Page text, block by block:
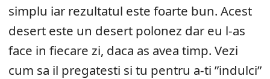
simplu iar rezultatul este foarte bun. Acest
desert este un desert polonez dar eu l-as
face in fiecare zi, daca as avea timp. Vezi
cum sa il pregatesti si tu pentru a-ti ”indulci”